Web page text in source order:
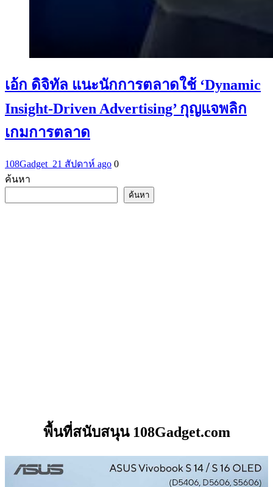
เอ้ก ดิจิทัล แนะนักการตลาดใช้ ‘Dynamic
Insight-Driven Advertising’ กุญแจพลิก
เกมการตลาด
108Gadget_21 สัปดาห์ ago 0
ค้นหา
ค้นหา
พื้นที่สนับสนุน 108Gadget.com